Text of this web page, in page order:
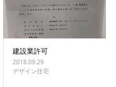
建設業許可
2018.09.29
デザイン住宅